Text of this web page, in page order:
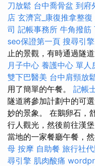
刀放鬆 台中喬骨盆 到府
店 玄濟宮_康復推拿整復
司 記帳事務所 牛角撥筋
seo保證第一頁 搜尋引擎
止的景觀，有時通過隧道
月子中心 養護中心 單人
雙下巴醫美 台中肩頸放
用了簡單的午餐。 記帳
隧道將參加計劃中的可
妙的景象。 在鵝卵石，
行人觀光，然後前往漢堡
當地的一家餐廳午餐，
母 按摩 自助餐 旅行社
尋引擎 肌肉酸痛